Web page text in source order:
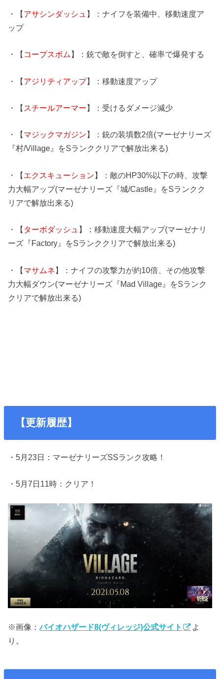
・【アサシンダッシュ 】：ナイフを装備中、移動速度ア
ップ
・【 コープスボム 】：銃で敵を倒すと、確率で爆発する
・【アジリティアップ】：移動速度アップ
・【 スチールアーマー】：受けるダメージ減少
・【 マジックマガジン 】：銃の装填数2倍(マーゼナリーズ
『村/Village』をSランククリアで解放出来る)
・【エクスキューション】：敵のHP30%以下の時、攻撃
力大幅アップ(マーゼナリーズ『城/Castle』をSランクク
リアで解放出来る)
・【 ターボダッシュ 】：移動速度大幅アップ(マーゼナリ
ーズ『Factory』をSランククリアで解放出来る)
・【マサムネ】：ナイフの攻撃力が約10倍、その他攻撃
力大幅ダウン(マーゼナリーズ『Mad Village』をSランク
クリアで解放出来る)
【更新履歴】
・5月23日：マーゼナリーズSSランク攻略！
・5月7日11時：クリア！
※画像：バイオハザード8(ヴィレッジ)公式サイト
よ
り。